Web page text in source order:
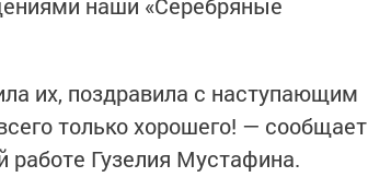
их, поздравила с наступающим
только хорошего! — сообщает
работе Гузелия Мустафина.